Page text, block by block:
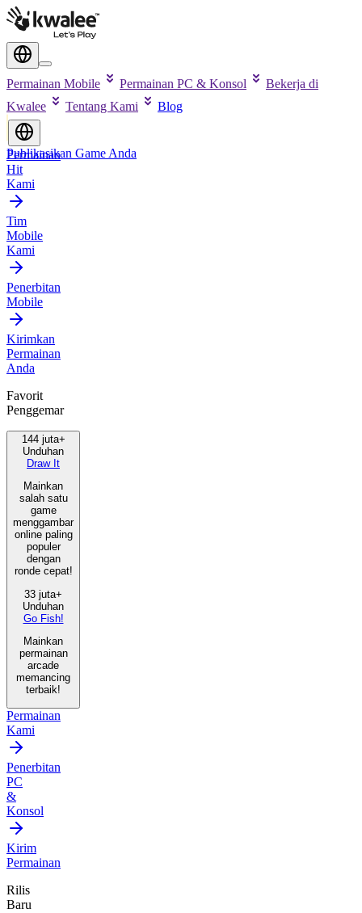
Permainan Mobile Permainan PC & Konsol
Bekerja di
Kwalee
Tentang Kami Blog
Publikasikan Game Anda
Permainan
Hit
Kami
Tim
Mobile
Kami
Penerbitan
Mobile
Kirimkan
Permainan
Anda
Favorit
Penggemar
144 juta+
Unduhan
Draw It
Mainkan
salah satu
game
menggambar
online paling
populer
dengan
ronde cepat!
33 juta+
Unduhan
Go Fish!
Mainkan
permainan
arcade
memancing
terbaik!
Permainan
Kami
Penerbitan
PC
&
Konsol
Kirim
Permainan
Rilis
Baru